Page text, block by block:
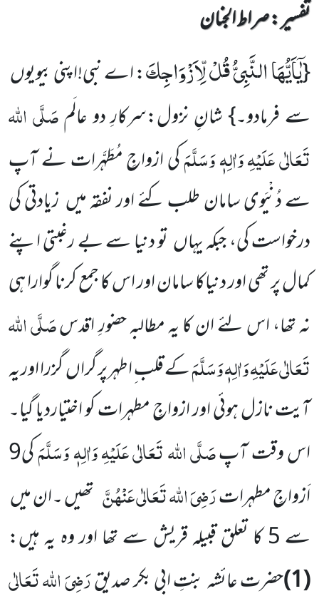
تفسیر : ‎صراط الجنان
{یٰۤاَیُّهَا النَّبِیُّ قُلْ لِّاَزْوَاجِكَ: اے نبی!اپنی بیویوں
سے فرمادو۔} شانِ نزول:سرکارِ دو عالَمصَلَّی اللہ
تَعَالٰی عَلَیْہِ وَاٰلِہٖ وَسَلَّمَکی ازواجِ مُطَہَّرات نے آپ
سے دُنْیَوی سامان طلب کئے اور نفقہ میں زیادتی کی
درخواست کی، جبکہ یہاں تو دنیا سے بے رغبتی اپنے
کمال پر تھی اور دنیاکا سامان اور اس کا جمع کرنا گوارا ہی
نہ تھا، اس لئے ان کا یہ مطالبہ حضورِ اقدسصَلَّی اللہ
تَعَالٰی عَلَیْہِ وَاٰلِہٖ وَسَلَّمَکے قلب ِ اطہر پر گراں گزرا اور یہ
آیت نازل ہوئی اور ازواجِ مطہرات کو اختیاردیا گیا۔
اس وقت آپصَلَّی اللہ تَعَالٰی عَلَیْہِ وَاٰلِہٖ وَسَلَّمَ کی9
اَزواجِ مطہراترَضِیَ اللہ تَعَالٰی عَنْہُنَّ تھیں ۔ان میں
سے 5 کا تعلق قبیلہ قریش سے تھا اور وہ یہ ہیں:
(1) حضرت عائشہ بنتِ ابی بکر صدیقرَضِیَ اللہ تَعَالٰی